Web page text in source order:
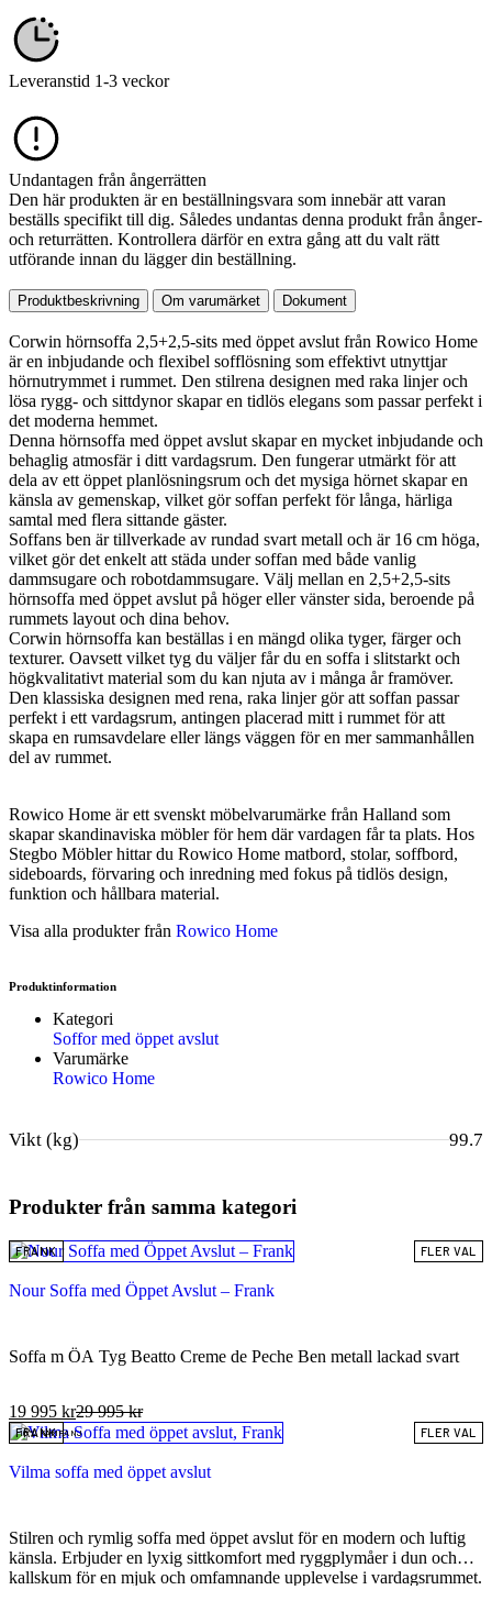
Leveranstid 1-3 veckor
Undantagen från ångerrätten
Den här produkten är en beställningsvara som innebär att varan
beställs specifikt till dig. Således undantas denna produkt från ånger-
och returrätten. Kontrollera därför en extra gång att du valt rätt
utförande innan du lägger din beställning.
Produktbeskrivning Om varumärket Dokument
Corwin hörnsoffa 2,5+2,5-sits med öppet avslut från Rowico Home
är en inbjudande och flexibel sofflösning som effektivt utnyttjar
hörnutrymmet i rummet. Den stilrena designen med raka linjer och
lösa rygg- och sittdynor skapar en tidlös elegans som passar perfekt i
det moderna hemmet.
Denna hörnsoffa med öppet avslut skapar en mycket inbjudande och
behaglig atmosfär i ditt vardagsrum. Den fungerar utmärkt för att
dela av ett öppet planlösningsrum och det mysiga hörnet skapar en
känsla av gemenskap, vilket gör soffan perfekt för långa, härliga
samtal med flera sittande gäster.
Soffans ben är tillverkade av rundad svart metall och är 16 cm höga,
vilket gör det enkelt att städa under soffan med både vanlig
dammsugare och robotdammsugare. Välj mellan en 2,5+2,5-sits
hörnsoffa med öppet avslut på höger eller vänster sida, beroende på
rummets layout och dina behov.
Corwin hörnsoffa kan beställas i en mängd olika tyger, färger och
texturer. Oavsett vilket tyg du väljer får du en soffa i slitstarkt och
högkvalitativt material som du kan njuta av i många år framöver.
Den klassiska designen med rena, raka linjer gör att soffan passar
perfekt i ett vardagsrum, antingen placerad mitt i rummet för att
skapa en rumsavdelare eller längs väggen för en mer sammanhållen
del av rummet.
Rowico Home är ett svenskt möbelvarumärke från Halland som
skapar skandinaviska möbler för hem där vardagen får ta plats. Hos
Stegbo Möbler hittar du Rowico Home matbord, stolar, soffbord,
sideboards, förvaring och inredning med fokus på tidlös design,
funktion och hållbara material.
Visa alla produkter från Rowico Home
Produktinformation
Kategori
Soffor med öppet avslut
Varumärke
Rowico Home
Vikt (kg) 99.7
Produkter från samma kategori
FRANK FLER VAL
Nour Soffa med Öppet Avslut – Frank
Soffa m ÖA Tyg Beatto Creme de Peche Ben metall lackad svart
29 995kr
19 995 kr
10% KAMPANJ
FRANK FLER VAL
Vilma soffa med öppet avslut
Stilren och rymlig soffa med öppet avslut för en modern och luftig
känsla. Erbjuder en lyxig sittkomfort med ryggplymåer i dun och
kallskum för en mjuk och omfamnande upplevelse i vardagsrummet.